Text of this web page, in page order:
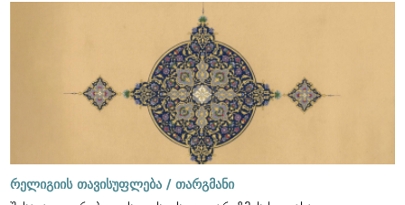
რელიგიის თავისუფლება / თარგმანი